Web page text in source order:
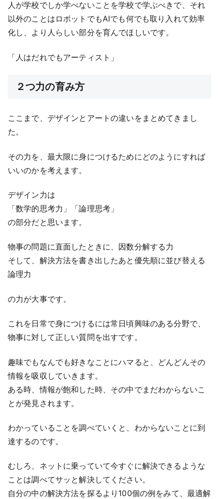
人が学校でしか学べないことを学校で学ぶべきで、それ
以外のことはロボットでもAIでも何でも取り入れて効率
化し、より人らしい部分を育んでほしいです。
「人はだれでもアーティスト」
２つ力の育み方
ここまで、デザインとアートの違いをまとめてきまし
た。
その力を、最大限に身につけるためにどのようにすれば
いいのかを考えます。
デザイン力は
「数学的思考力」「論理思考」
の部分だと思います。
物事の問題に直面したときに、因数分解する力
そして、解決方法を書き出したあと優先順に並び替える
論理力
の力が大事です。
これを日常で身につけるには常日頃興味のある分野で、
物事に対して正しい質問を出すです。
趣味でもなんでも好きなことにハマると、どんどんその
情報を吸収していきます。
ある時、情報が飽和した時、その中でまだわからないこ
とが発見されます。
わかっていることを調べていくと、わからないことに到
達するのです。
むしろ、ネットに乗っていて今すぐに解決できるような
ことは調べてサッと解決してください。
自分の中の解決方法を探るより100個の例をみて、最適解